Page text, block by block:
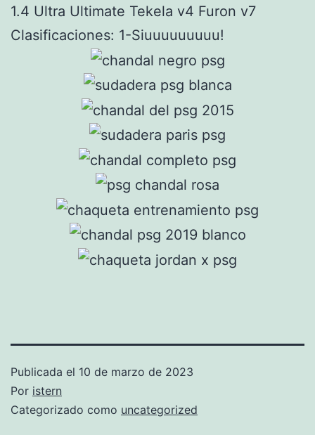
1.4 Ultra Ultimate Tekela v4 Furon v7
Clasificaciones: 1-Siuuuuuuuuu!
Publicada el 10 de marzo de 2023
Por istern
Categorizado como uncategorized